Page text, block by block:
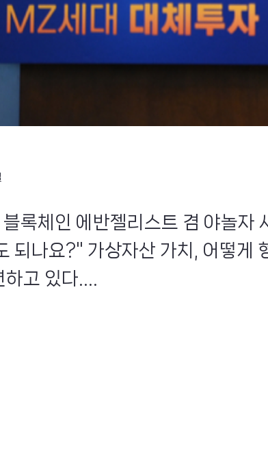
록체인 에반젤리스트 겸 야놀자
되나요?" 가상자산 가치, 어떻게
하고 있다....